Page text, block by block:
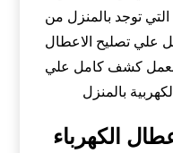
توجد بالمنزل من
علي تصليح الاعطال
بعمل كشف كامل علي
بالمنزل
الكهرباء